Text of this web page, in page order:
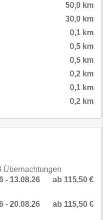
50,0 km
30,0 km
0,1 km
0,5 km
0,5 km
0,2 km
0,1 km
0,2 km
Übernachtungen
ab 115,50 €
- 13.08.26
ab 115,50 €
- 20.08.26